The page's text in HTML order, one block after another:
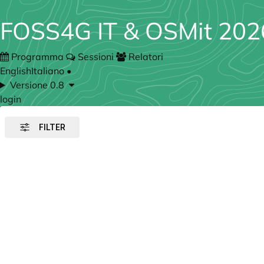
FOSS4G IT & OSMit
Programma Sessioni
Relatori
EnglishItaliano•
Versione 0.8
login